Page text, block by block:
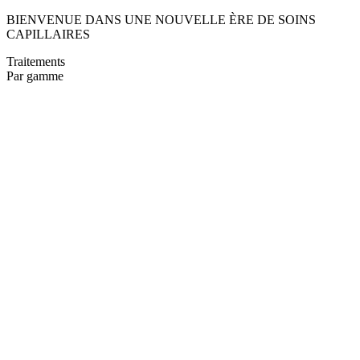
BIENVENUE DANS UNE NOUVELLE ÈRE DE SOINS
CAPILLAIRES
Traitements
Par gamme